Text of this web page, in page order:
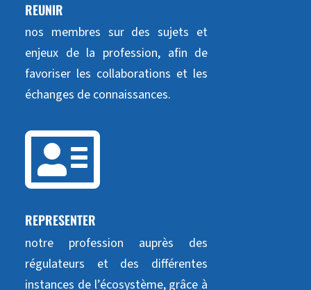
REUNIR
nos membres sur des sujets et
enjeux de la profession, afin de
favoriser les collaborations et les
échanges de connaissances.

REPRESENTER
notre profession auprès des
régulateurs et des différentes
instances de l’écosystème, grâce à